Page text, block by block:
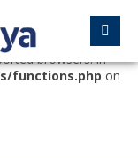
was called
6.9.0! IE
browsers. in
functions.php on